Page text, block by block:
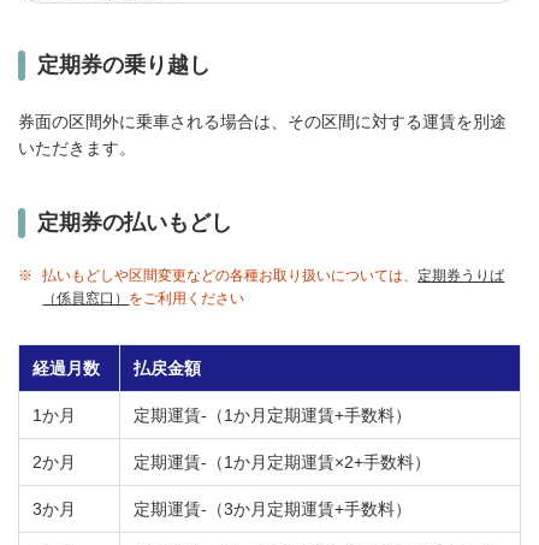
定期券の乗り越し
券面の区間外に乗車される場合は、その区間に対する運賃を別途
いただきます。
定期券の払いもどし
※ 払いもどしや区間変更などの各種お取り扱いについては、 定期券うりば
（係員窓口） をご利用ください
経過月数 払戻金額
1か月 定期運賃-（1か月定期運賃+手数料）
2か月 定期運賃-（1か月定期運賃×2+手数料）
3か月 定期運賃-（3か月定期運賃+手数料）